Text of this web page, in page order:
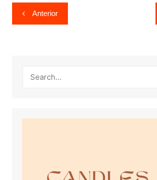
Navegação
de
Anterior